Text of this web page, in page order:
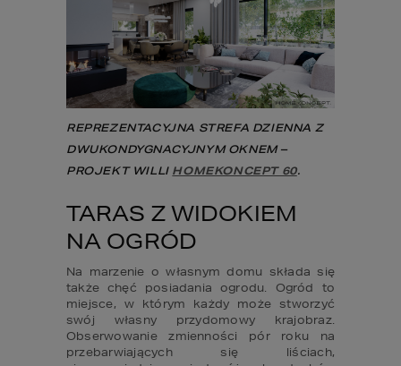
REPREZENTACYJNA STREFA DZIENNA Z
DWUKONDYGNACYJNYM OKNEM –
PROJEKT WILLI HOMEKONCEPT 60.
TARAS Z WIDOKIEM
NA OGRÓD
Na marzenie o własnym domu składa się
także chęć posiadania ogrodu. Ogród to
miejsce, w którym każdy może stworzyć
swój własny przydomowy krajobraz.
Obserwowanie zmienności pór roku na
przebarwiających się liściach,